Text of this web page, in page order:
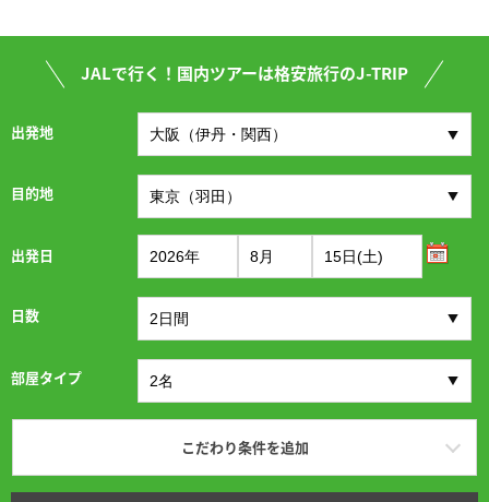
JALで行く！国内ツアーは格安旅行のJ-TRIP
出発地
目的地
出発日
日数
部屋タイプ
こだわり条件を追加